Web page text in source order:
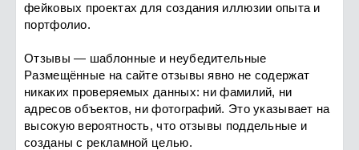
фейковых проектах для создания иллюзии опыта и
портфолио.
Отзывы — шаблонные и неубедительные
Размещённые на сайте отзывы явно не содержат
никаких проверяемых данных: ни фамилий, ни
адресов объектов, ни фотографий. Это указывает на
высокую вероятность, что отзывы поддельные и
созданы с рекламной целью.